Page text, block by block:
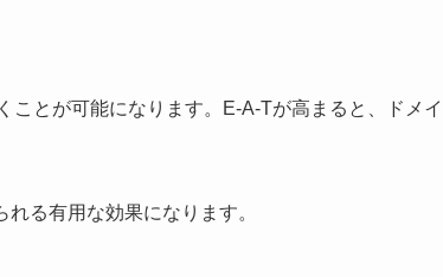
とが可能になります。E-A-Tが高まると、ドメイ
る有用な効果になります。